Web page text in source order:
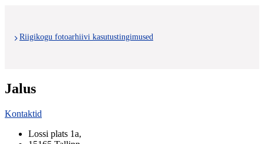
Riigikogu fotoarhiivi kasutustingimused
Jalus
Kontaktid
Lossi plats 1a,